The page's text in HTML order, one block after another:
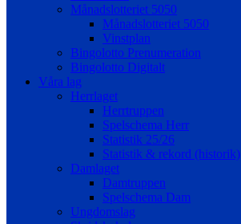
Månadslotteriet 5050
Månadslotteriet 5050
Vinstplan
Bingolotto Prenumeration
Bingolotto Digitalt
Våra lag
Herrlaget
Herrtruppen
Spelschema Herr
Statistik 25/26
Statistik & rekord (historik)
Damlaget
Damtruppen
Spelschema Dam
Ungdomslag